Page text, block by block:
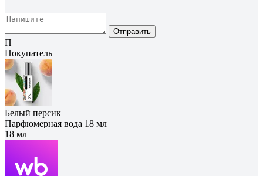
Отправить
П
Покупатель
Белый персик
Парфюмерная вода 18 мл
18 мл